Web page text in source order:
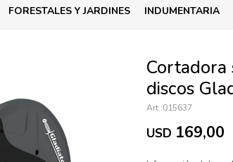
FORESTALES Y JARDINES INDUMENTARIA
discos
015637
USD 169,00